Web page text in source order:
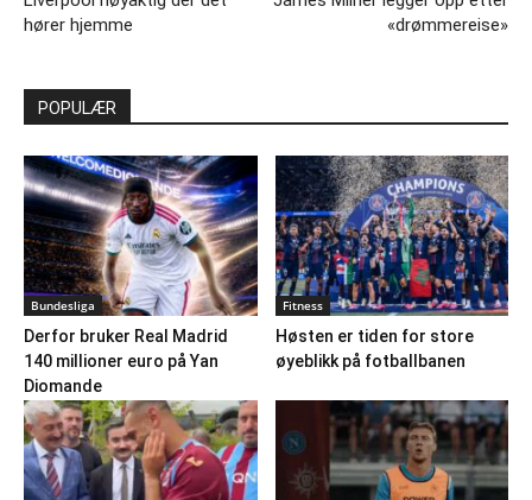
hører hjemme
«drømmereise»
POPULÆR
Bundesliga
Derfor bruker Real Madrid
140 millioner euro på Yan
Diomande
Fitness
Høsten er tiden for store
øyeblikk på fotballbanen